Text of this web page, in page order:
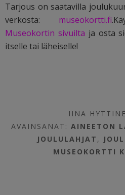
Tarjous on saatavilla
verkosta: museokortti.fi.
Museokortin sivuilta ja osta
itselle tai läheiselle!
IINA
AVAINSANAT:AINEETON
JOULULAHJAT ,
MUSEOKORTTI